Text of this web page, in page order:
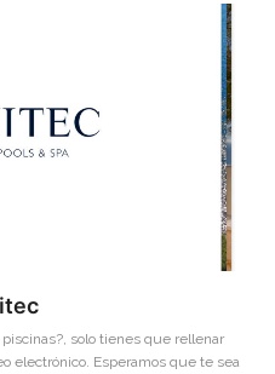
solo tienes que rellenar
electrónico. Esperamos que te sea